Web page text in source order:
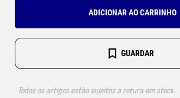
ADICIONAR AO CARRINHO
GUARDAR
Todos os artigos estão sujeitos a rotura em stock.